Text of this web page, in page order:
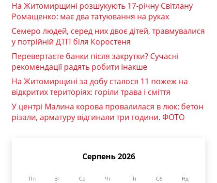
На Житомирщині розшукують 17-річну Світлану
Ромащенко: має два татуювання на руках
Семеро людей, серед них двоє дітей, травмувалися
у потрійній ДТП біля Коростеня
Перевертаєте банки після закрутки? Сучасні
рекомендації радять робити інакше
На Житомирщині за добу сталося 11 пожеж на
відкритих територіях: горіли трава і сміття
У центрі Малина корова провалилася в люк: бетон
різали, арматуру відгинали три години. ФОТО
Серпень 2026
Пн Вт Ср Чт Пт Сб Нд